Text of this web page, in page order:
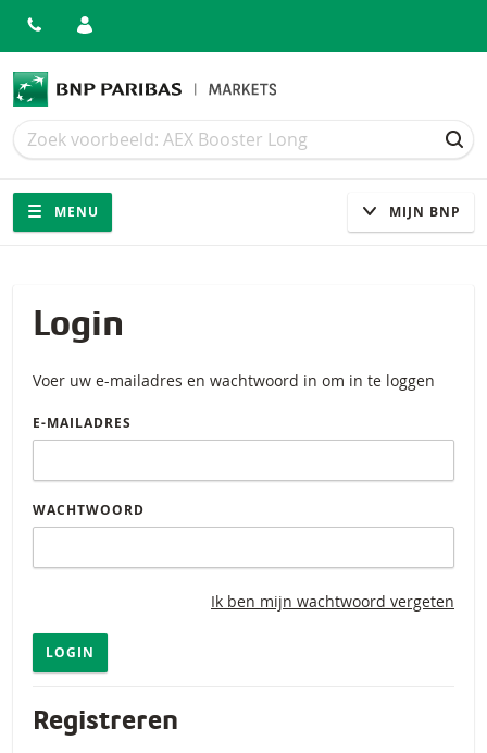
Zoek
Zoek
Navigatie
Site navigatie
MENU MIJN BNP
Login
Voer uw e-mailadres en wachtwoord in om in te loggen
E-MAILADRES
WACHTWOORD
Ik ben mijn wachtwoord vergeten
LOGIN
Registreren